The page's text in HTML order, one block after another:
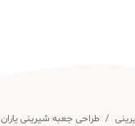
/ طراحی جعبه شیرینی یاران 1